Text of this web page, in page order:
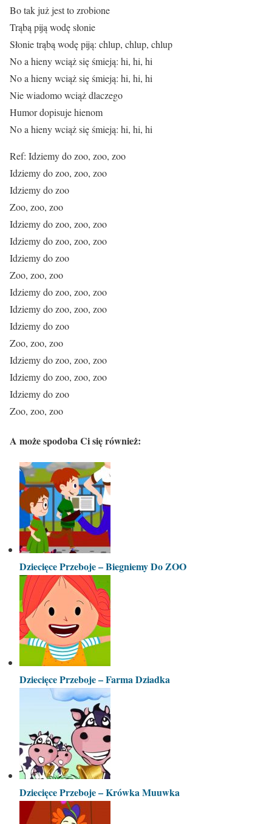
Bo tak już jest to zrobione
Trąbą piją wodę słonie
Słonie trąbą wodę piją: chlup, chlup, chlup
No a hieny wciąż się śmieją: hi, hi, hi
No a hieny wciąż się śmieją: hi, hi, hi
Nie wiadomo wciąż dlaczego
Humor dopisuje hienom
No a hieny wciąż się śmieją: hi, hi, hi
Ref: Idziemy do zoo, zoo, zoo
Idziemy do zoo, zoo, zoo
Idziemy do zoo
Zoo, zoo, zoo
Idziemy do zoo, zoo, zoo
Idziemy do zoo, zoo, zoo
Idziemy do zoo
Zoo, zoo, zoo
Idziemy do zoo, zoo, zoo
Idziemy do zoo, zoo, zoo
Idziemy do zoo
Zoo, zoo, zoo
Idziemy do zoo, zoo, zoo
Idziemy do zoo, zoo, zoo
Idziemy do zoo
Zoo, zoo, zoo
A może spodoba Ci się również:
Dziecięce Przeboje – Biegniemy Do ZOO
Dziecięce Przeboje – Farma Dziadka
Dziecięce Przeboje – Krówka Muuwka